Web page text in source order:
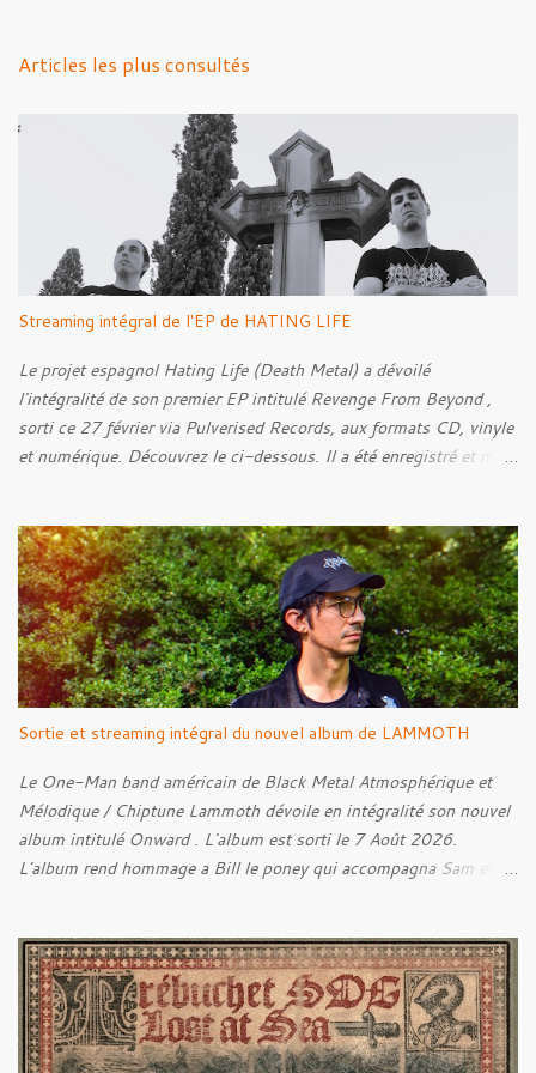
Articles les plus consultés
Streaming intégral de l'EP de HATING LIFE
Le projet espagnol Hating Life (Death Metal) a dévoilé
l'intégralité de son premier EP intitulé Revenge From Beyond ,
sorti ce 27 février via Pulverised Records, aux formats CD, vinyle
et numérique. Découvrez le ci-dessous. Il a été enregistré et mixé
Rebellion Against The Vile 05. Revenge From Beyond 06. The
Sense Of Fear
Sortie et streaming intégral du nouvel album de LAMMOTH
Le One-Man band américain de Black Metal Atmosphérique et
Mélodique / Chiptune Lammoth dévoile en intégralité son nouvel
album intitulé Onward . L'album est sorti le 7 Août 2026.
L'album rend hommage a Bill le poney qui accompagna Sam et
Half-Starved Pony 02. To Be Free (Bill) 03. A Gardener - 04:05
04. Farewell, Good Beast of Burden 05. A Fox Passing Through
the Woods on Business of Their Own 06. The Road to Bree 07.
We Were Born to Suffer 08. Horsethieving 09. A Final Parting